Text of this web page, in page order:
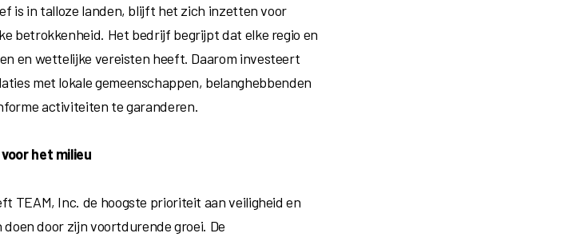
is in talloze landen, blijft het zich inzetten voor
betrokkenheid. Het bedrijf begrijpt dat elke regio en
en wettelijke vereisten heeft. Daarom investeert
met lokale gemeenschappen, belanghebbenden
activiteiten te garanderen.
het milieu
TEAM, Inc. de hoogste prioriteit aan veiligheid en
door zijn voortdurende groei. De